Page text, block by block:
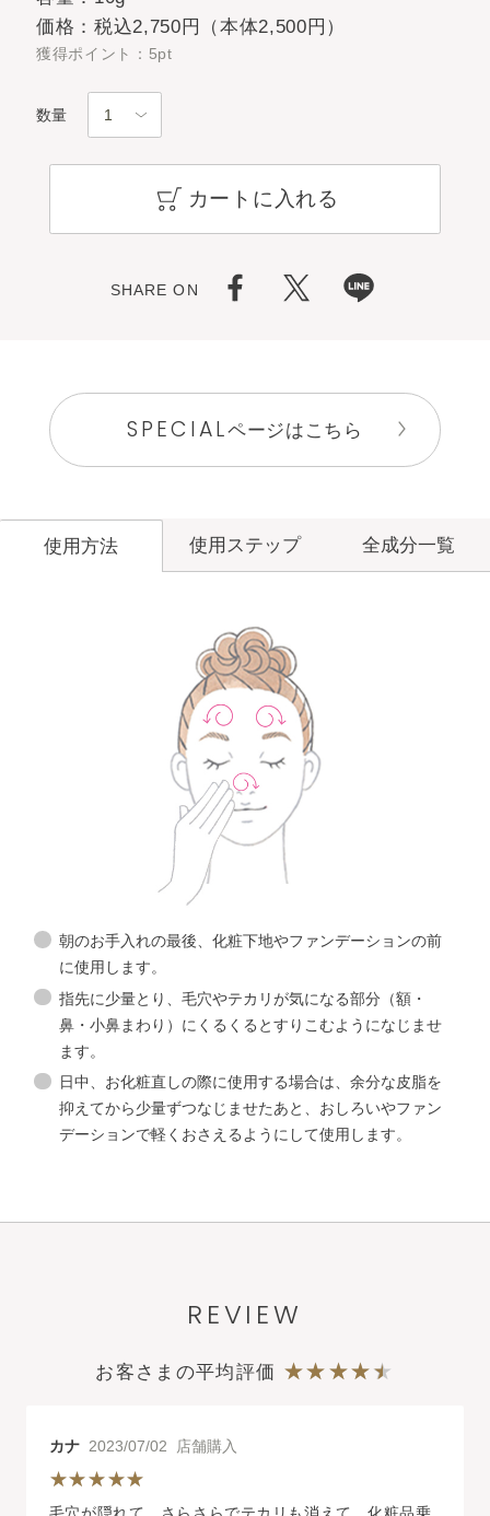
価格：税込2,750円（本体2,500円）
獲得ポイント：5pt
数量
カートに入れる
SHARE ON
SPECIALページはこちら
使用方法
朝のお手入れの最後、化粧下地やファンデーションの前
に使用します。
指先に少量とり、毛穴やテカリが気になる部分（額・
鼻・小鼻まわり）にくるくるとすりこむようになじませ
ます。
日中、お化粧直しの際に使用する場合は、余分な皮脂を
抑えてから少量ずつなじませたあと、おしろいやファン
デーションで軽くおさえるようにして使用します。
使用ステップ
洗顔料
角層ケア 化粧水
化粧液
オイルシャット
ム
メイクの上からもご使用いただけます。
全成分一覧
REVIEW
お客さまの平均評価
カナ2023/07/02 店舗購入